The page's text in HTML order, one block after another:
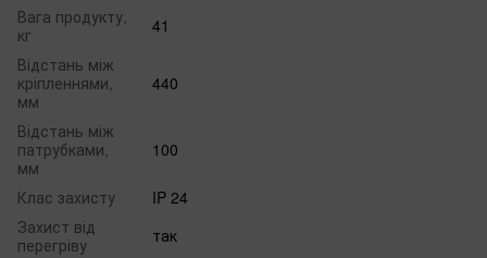
Вага продукту,
кг
41
Відстань між
кріпленнями,
мм
440
Відстань між
патрубками,
мм
100
Клас захисту
IP 24
Захист від
перегріву
так